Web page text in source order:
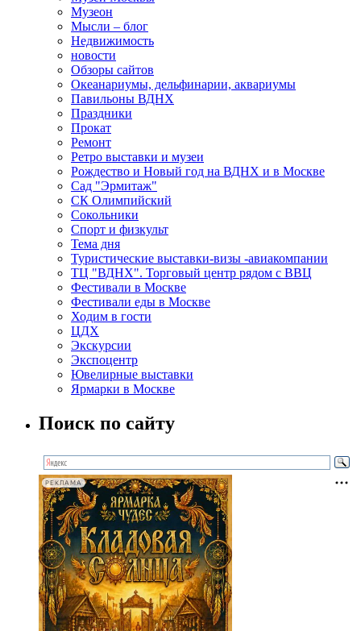
Музеон
Мысли – блог
Недвижимость
новости
Обзоры сайтов
Океанариумы, дельфинарии, аквариумы
Павильоны ВДНХ
Праздники
Прокат
Ремонт
Ретро выставки и музеи
Рождество и Новый год на ВДНХ и в Москве
Сад "Эрмитаж"
СК Олимпийский
Сокольники
Спорт и физкульт
Тема дня
Туристические выставки-визы -авиакомпании
ТЦ "ВДНХ". Торговый центр рядом с ВВЦ
Фестивали в Москве
Фестивали еды в Москве
Ходим в гости
ЦДХ
Экскурсии
Экспоцентр
Ювелирные выставки
Ярмарки в Москве
Поиск по сайту
РЕКЛАМА